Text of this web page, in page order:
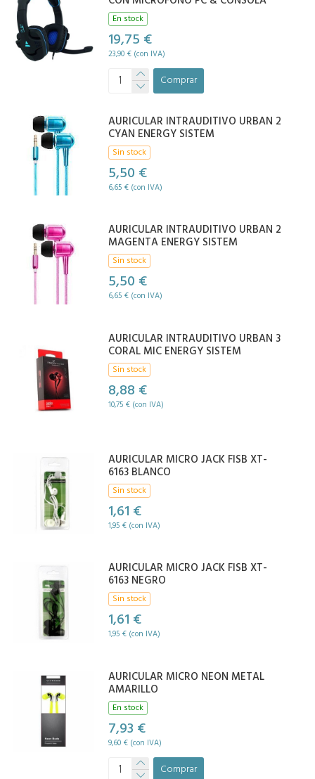
En stock
19,75 €
23,90 € (con IVA)
Comprar
AURICULAR INTRAUDITIVO URBAN 2
CYAN ENERGY SISTEM
Sin stock
5,50 €
6,65 € (con IVA)
AURICULAR INTRAUDITIVO URBAN 2
MAGENTA ENERGY SISTEM
Sin stock
5,50 €
6,65 € (con IVA)
AURICULAR INTRAUDITIVO URBAN 3
CORAL MIC ENERGY SISTEM
Sin stock
8,88 €
10,75 € (con IVA)
AURICULAR MICRO JACK FISB XT-
6163 BLANCO
Sin stock
1,61 €
1,95 € (con IVA)
AURICULAR MICRO JACK FISB XT-
6163 NEGRO
Sin stock
1,61 €
1,95 € (con IVA)
AURICULAR MICRO NEON METAL
AMARILLO
En stock
7,93 €
9,60 € (con IVA)
Comprar